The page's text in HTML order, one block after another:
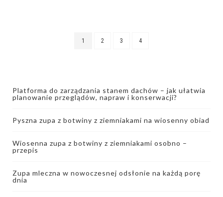
1 2 3 4
Platforma do zarządzania stanem dachów – jak ułatwia
planowanie przeglądów, napraw i konserwacji?
Pyszna zupa z botwiny z ziemniakami na wiosenny obiad
Wiosenna zupa z botwiny z ziemniakami osobno –
przepis
Zupa mleczna w nowoczesnej odsłonie na każdą porę
dnia